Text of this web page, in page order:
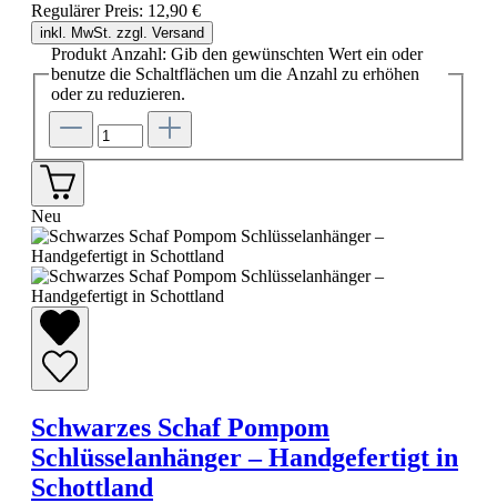
Regulärer Preis: 12,90 €
inkl. MwSt. zzgl. Versand
Produkt Anzahl: Gib den gewünschten Wert ein oder
benutze die Schaltflächen um die Anzahl zu erhöhen
oder zu reduzieren.
Neu
Schwarzes Schaf Pompom
Schlüsselanhänger – Handgefertigt in
Schottland